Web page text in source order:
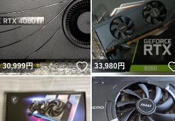
30,999円 いいね！
33,980円